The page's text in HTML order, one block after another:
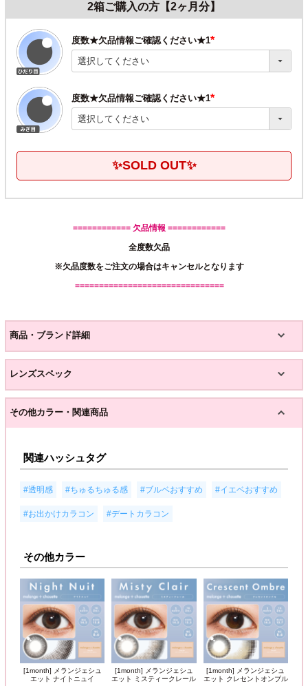
2箱ご購入の方【2ヶ月分】
度数★欠品情報ご確認ください★1
(必
度数★欠品情報ご確認ください★1
(必
✨SOLD OUT✨
============ 欠品情報 ============
全度数欠品
※欠品度数をご注文の場合はキャンセルとなります
===============================
商品・ブランド詳細
レンズスペック
その他カラー・関連商品
関連ハッシュタグ
#透明感 #ちゅるちゅる感 #ブルベおすすめ #イエベおすすめ
#お出かけカラコン #デートカラコン
その他カラー
[1month] メランジェシュ
エット ナイトニュイ
[1month] メランジェシュ
エット ミスティークレール
[1month] メランジェシュ
エット クレセントオンブル